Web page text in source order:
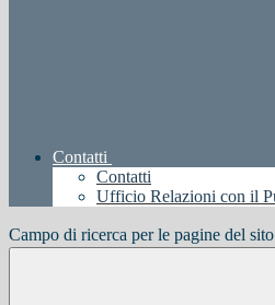
Contatti
Contatti
Ufficio Relazioni con il
Campo di ricerca per le pagine del sito